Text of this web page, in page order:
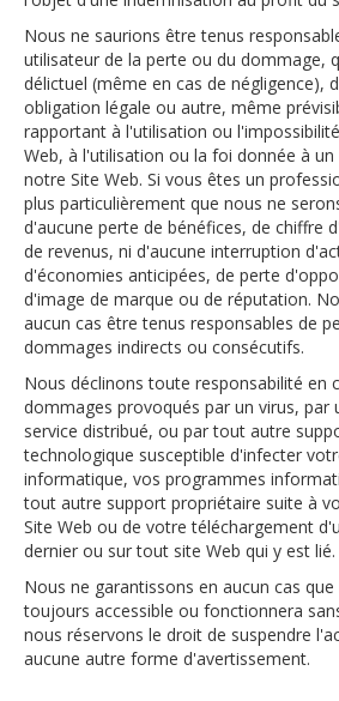
Nous ne saurions être tenus
utilisateur de la perte ou du dommage,
délictuel (même en cas de négligence),
obligation légale ou autre, même
rapportant à l'utilisation ou
Web, à l'utilisation ou la foi donnée à
notre Site Web. Si vous êtes un
plus particulièrement que nous ne
d'aucune perte de bénéfices, de chiffre
de revenus, ni d'aucune interruption
d'économies anticipées, de perte
d'image de marque ou de réputation.
aucun cas être tenus responsables de
dommages indirects ou consécutifs.
Nous déclinons toute responsabilité en
dommages provoqués par un virus, par
service distribué, ou par tout autre
technologique susceptible d'infecter
informatique, vos programmes
tout autre support propriétaire suite à
Site Web ou de votre téléchargement
dernier ou sur tout site Web qui y est lié.
Nous ne garantissons en aucun cas que
toujours accessible ou fonctionnera
nous réservons le droit de suspendre
aucune autre forme d'avertissement.